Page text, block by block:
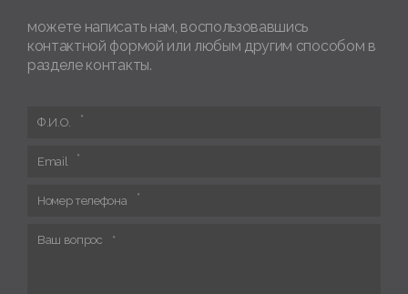
можете написать нам, воспользовавшись
контактной формой или любым другим способом в
разделе контакты.
Ф.И.О.
Email
Номер телефона
Ваш вопрос